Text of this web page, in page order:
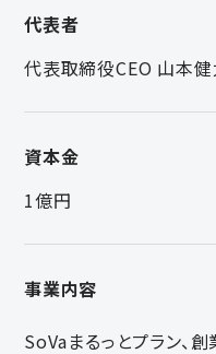
代表者
代表取締役CEO 山本健
資本金
1億円
事業内容
SoVaまるっとプラン、